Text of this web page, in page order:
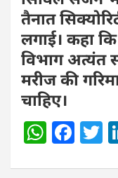
तैनात
लगाई। कहा
विभाग अत्यंत
मरीज की
चाहिए।
W F T